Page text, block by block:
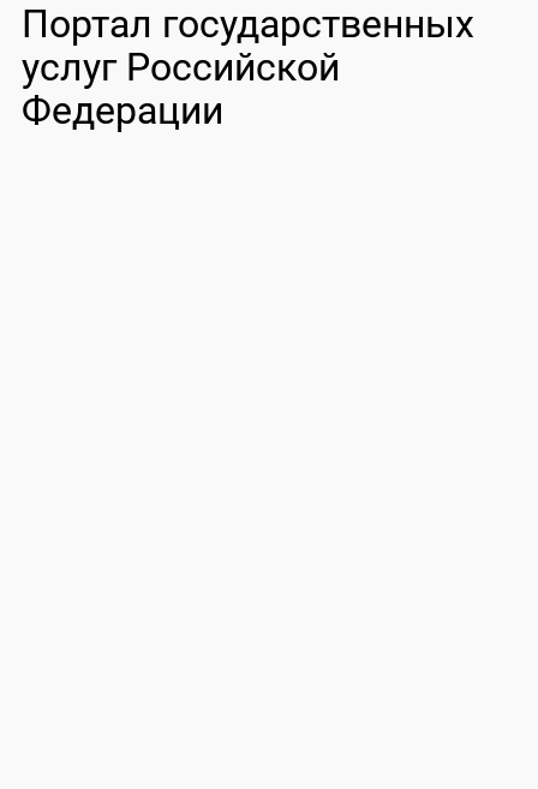
Портал государственных
услуг Российской
Федерации